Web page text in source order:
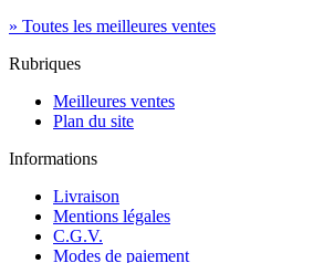
» Toutes les meilleures ventes
Rubriques
Meilleures ventes
Plan du site
Informations
Livraison
Mentions légales
C.G.V.
Modes de paiement